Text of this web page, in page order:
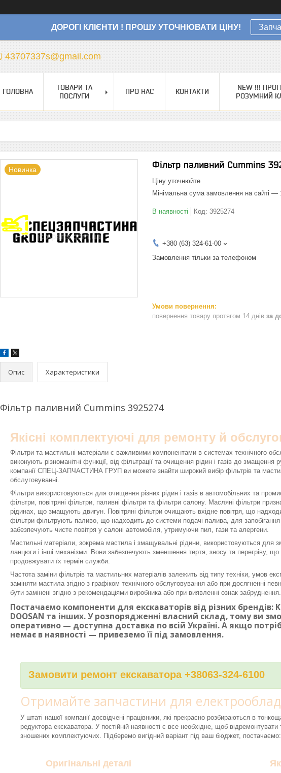
ДОРОГІ КЛІЄНТИ ! ПРОШУ УТОЧНЮВАТИ ЦІНУ!
43707337s@gmail.com
ГОЛОВНА
ТОВАРИ ТА
ПОСЛУГИ
ПРО НАС КОНТАКТИ
NEW !!!
РОЗУМНИЙ
Новинка Фільтр паливний Cummins
Ціну уточнюйте
Мінімальна сума замовлення на сайті —
В наявності Код: 3925274
+380 (63) 324-61-00
Замовлення тільки за телефоном
повернення товару протягом 14 днів за
Опис Характеристики
Фільтр паливний Cummins 3925274
Якісні комплектуючі для ремонту й
Фільтри та мастильні матеріали є важливими компонентами в системах технічного
виконують різноманітні функції, від фільтрації та очищення рідин і газів до
компанії СПЕЦ-ЗАПЧАСТИНА ГРУП ви можете знайти широкий вибір фільтрів та
обслуговуванні.
Фільтри використовуються для очищення різних рідин і газів в автомобільних та
фільтри, повітряні фільтри, паливні фільтри та фільтри салону. Масляні фільтри
рідинах, що змащують двигун. Повітряні фільтри очищають вхідне повітря, що
фільтри фільтрують паливо, що надходить до системи подачі палива, для
забезпечують чисте повітря у салоні автомобіля, утримуючи пил, гази та алергени.
Мастильні матеріали, зокрема мастила і змащувальні рідини, використовуються
ланцюги і інші механізми. Вони забезпечують зменшення тертя, зносу та перегріву,
продовжувати їх термін служби.
Частота заміни фільтрів та мастильних матеріалів залежить від типу техніки, умов
заміняти мастила згідно з графіком технічного обслуговування або при досягненні
бути замінені згідно з рекомендаціями виробника або при виявленні ознак забруднення.
Постачаємо компоненти для екскаваторів від різних брендів:
DOOSAN та інших. У розпорядженні власний склад, тому ви
оперативно — доступна доставка по всій Україні. А якщо
немає в наявності — привеземо її під замовлення.
Замовити ремонт екскаватора +38063-324-6100
Отримайте запчастини для
У штаті нашої компанії досвідчені працівники, які прекрасно розбираються в
редуктора екскаватора. У постійній наявності є все необхідне, щоб відремонтувати
зношених комплектуючих. Підберемо вигідний варіант під ваш бюджет, постачаємо:
Оригінальні деталі